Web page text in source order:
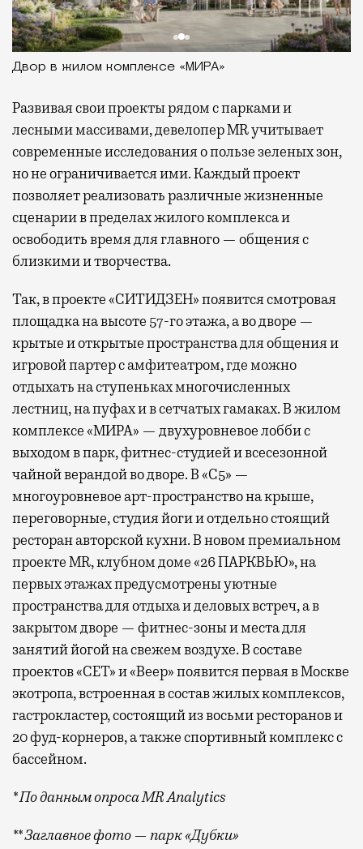
Двор в жилом комплексе «МИРА»
Развиваясвои проекты рядом с парками и
лесными массивами, девелопер MR учитывает
современные исследования о пользе зеленых зон,
но не ограничивается ими. Каждый проект
позволяет реализовать различные жизненные
сценарии в пределах жилого комплекса и
освободить время для главного — общения с
близкими и творчества.
Так, в проекте «СИТИДЗЕН» появится смотровая
площадка на высоте 57-го этажа, а во дворе —
крытые и открытые пространства для общения и
игровой партер с амфитеатром, где можно
отдыхать на ступеньках многочисленных
лестниц, на пуфах и в сетчатых гамаках. В жилом
комплексе «МИРА» — двухуровневое лобби с
выходом в парк, фитнес-студией и всесезонной
чайной верандой во дворе. В «С5» —
многоуровневое арт-пространство на крыше,
переговорные, студия йоги и отдельно стоящий
ресторан авторской кухни. В новом премиальном
проекте MR, клубном доме «26 ПАРКВЬЮ», на
первых этажах предусмотрены уютные
пространства для отдыха и деловых встреч, а в
закрытом дворе — фитнес-зоны и места для
занятий йогой на свежем воздухе. В составе
проектов «СЕТ» и «Веер»появитсяпервая в Москве
экотропа, встроенная в состав жилых комплексов,
гастрокластер, состоящий из восьми ресторанов и
20 фуд-корнеров, а также спортивный комплекс с
бассейном.
* По данным опроса MR Analytics
** Заглавное фото — парк «Дубки»